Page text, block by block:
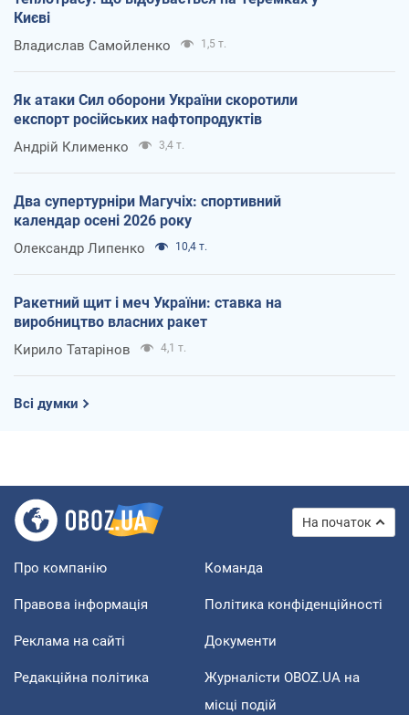
Києві
Владислав Самойленко 1,5 т.
Як атаки Сил оборони України скоротили
експорт російських нафтопродуктів
Андрій Клименко 3,4 т.
Два супертурніри Магучіх: спортивний
календар осені 2026 року
Олександр Липенко 10,4 т.
Ракетний щит і меч України: ставка на
виробництво власних ракет
Кирило Татарінов 4,1 т.
Всі думки
На початок
Про компанію Команда
Правова інформація Політика конфіденційності
Реклама на сайті Документи
Редакційна політика
Журналісти OBOZ.UA на
місці подій